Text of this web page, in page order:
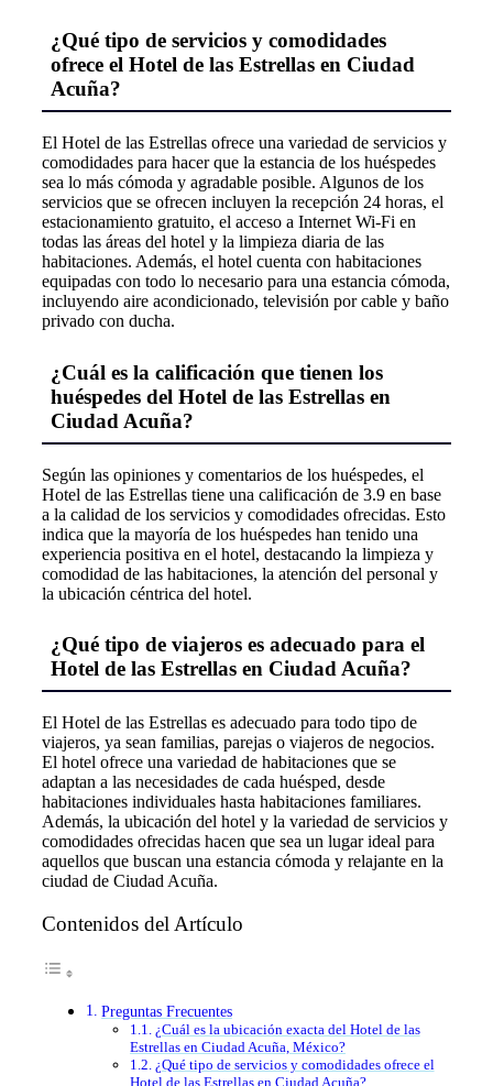
¿Qué tipo de servicios y comodidades
ofrece el Hotel de las Estrellas en Ciudad
Acuña?
El Hotel de las Estrellas ofrece una variedad de servicios y
comodidades para hacer que la estancia de los huéspedes
sea lo más cómoda y agradable posible. Algunos de los
servicios que se ofrecen incluyen la recepción 24 horas, el
estacionamiento gratuito, el acceso a Internet Wi-Fi en
todas las áreas del hotel y la limpieza diaria de las
habitaciones. Además, el hotel cuenta con habitaciones
equipadas con todo lo necesario para una estancia cómoda,
incluyendo aire acondicionado, televisión por cable y baño
privado con ducha.
¿Cuál es la calificación que tienen los
huéspedes del Hotel de las Estrellas en
Ciudad Acuña?
Según las opiniones y comentarios de los huéspedes, el
Hotel de las Estrellas tiene una calificación de 3.9 en base
a la calidad de los servicios y comodidades ofrecidas. Esto
indica que la mayoría de los huéspedes han tenido una
experiencia positiva en el hotel, destacando la limpieza y
comodidad de las habitaciones, la atención del personal y
la ubicación céntrica del hotel.
¿Qué tipo de viajeros es adecuado para el
Hotel de las Estrellas en Ciudad Acuña?
El Hotel de las Estrellas es adecuado para todo tipo de
viajeros, ya sean familias, parejas o viajeros de negocios.
El hotel ofrece una variedad de habitaciones que se
adaptan a las necesidades de cada huésped, desde
habitaciones individuales hasta habitaciones familiares.
Además, la ubicación del hotel y la variedad de servicios y
comodidades ofrecidas hacen que sea un lugar ideal para
aquellos que buscan una estancia cómoda y relajante en la
ciudad de Ciudad Acuña.
Contenidos del Artículo
Preguntas Frecuentes
¿Cuál es la ubicación exacta del Hotel de las
Estrellas en Ciudad Acuña, México?
¿Qué tipo de servicios y comodidades ofrece el
Hotel de las Estrellas en Ciudad Acuña?